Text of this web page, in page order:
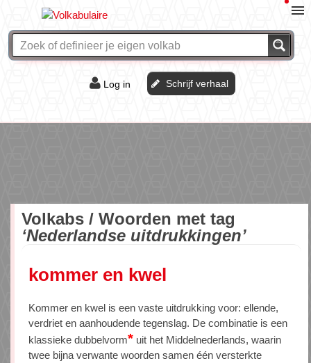
Log in Schrijf verhaal
Volkabs / Woorden met tag
‘Nederlandse uitdrukkingen’
kommer en kwel
Kommer en kwel is een vaste uitdrukking voor: ellende,
verdriet en aanhoudende tegenslag. De combinatie is een
klassieke dubbelvorm* uit het Middelnederlands, waarin
twee bijna verwante woorden samen één versterkte